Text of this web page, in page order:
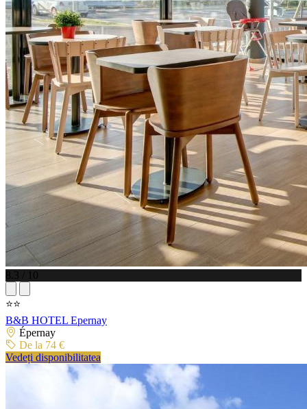
8.3 / 10
⭐⭐
B&B HOTEL Epernay
Épernay
De la 74 €
Vedeți disponibilitatea